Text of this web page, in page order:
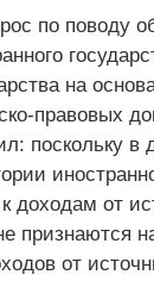
по поводу
на
правовых
поскольку в
доходам от
признаются
от